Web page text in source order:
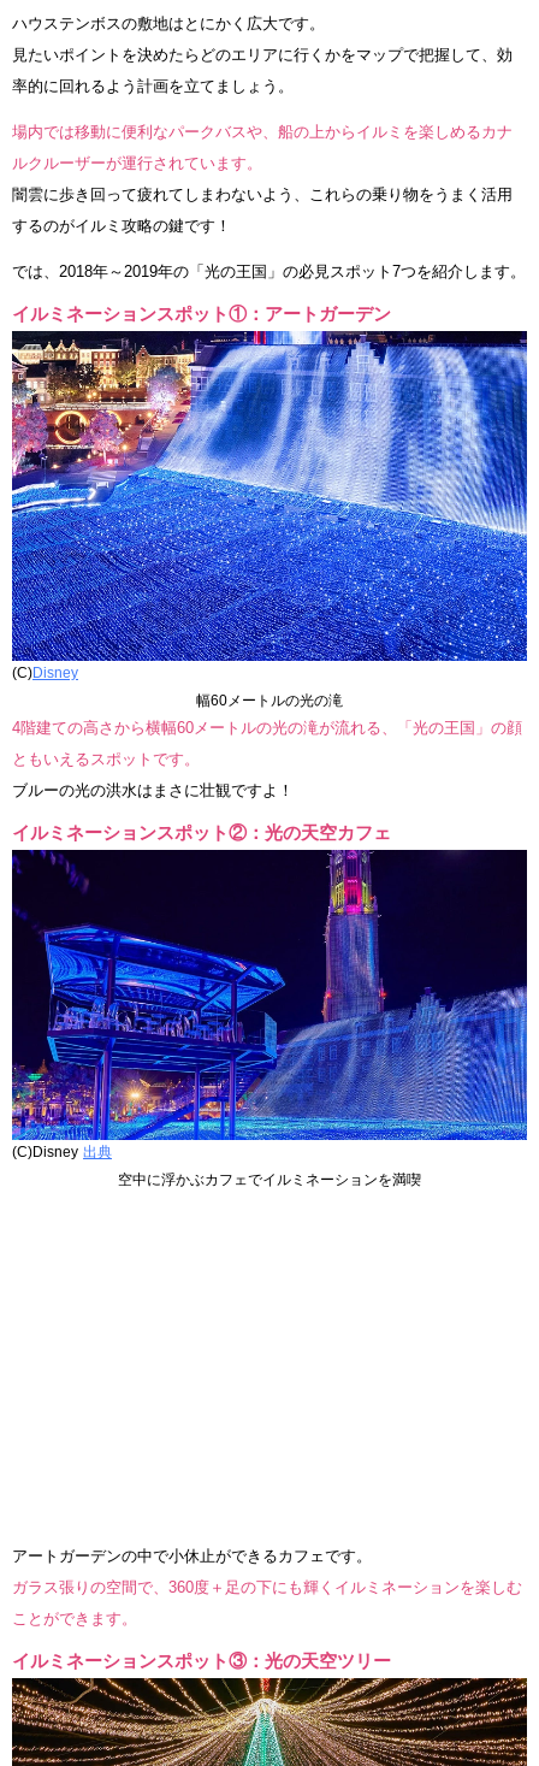
ハウステンボスの敷地はとにかく広大です。
見たいポイントを決めたらどのエリアに行くかをマップで把握して、効
率的に回れるよう計画を立てましょう。
場内では移動に便利なパークバスや、船の上からイルミを楽しめるカナ
ルクルーザーが運行されています。
闇雲に歩き回って疲れてしまわないよう、これらの乗り物をうまく活用
するのがイルミ攻略の鍵です！
では、2018年～2019年の「光の王国」の必見スポット7つを紹介します。
イルミネーションスポット①：アートガーデン
(C)Disney
幅60メートルの光の滝
4階建ての高さから横幅60メートルの光の滝が流れる、「光の王国」の顔
ともいえるスポットです。
ブルーの光の洪水はまさに壮観ですよ！
イルミネーションスポット②：光の天空カフェ
(C)Disney 出典
空中に浮かぶカフェでイルミネーションを満喫
アートガーデンの中で小休止ができるカフェです。
ガラス張りの空間で、360度＋足の下にも輝くイルミネーションを楽しむ
ことができます。
イルミネーションスポット③：光の天空ツリー